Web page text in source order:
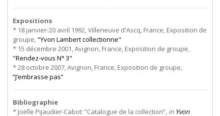
Expositions
* 18 janvier-20 avril 1992, Villeneuve d'Ascq, France, Exposition de
groupe, "Yvon Lambert collectionne"
* 15 décembre 2001, Avignon, France, Exposition de groupe,
"Rendez-vous N° 3"
* 28 octobre 2007, Avignon, France, Exposition de groupe,
“J’embrasse pas”
Bibliographie
* Joëlle Pijaudier-Cabot: “Catalogue de la collection”, in Yvon